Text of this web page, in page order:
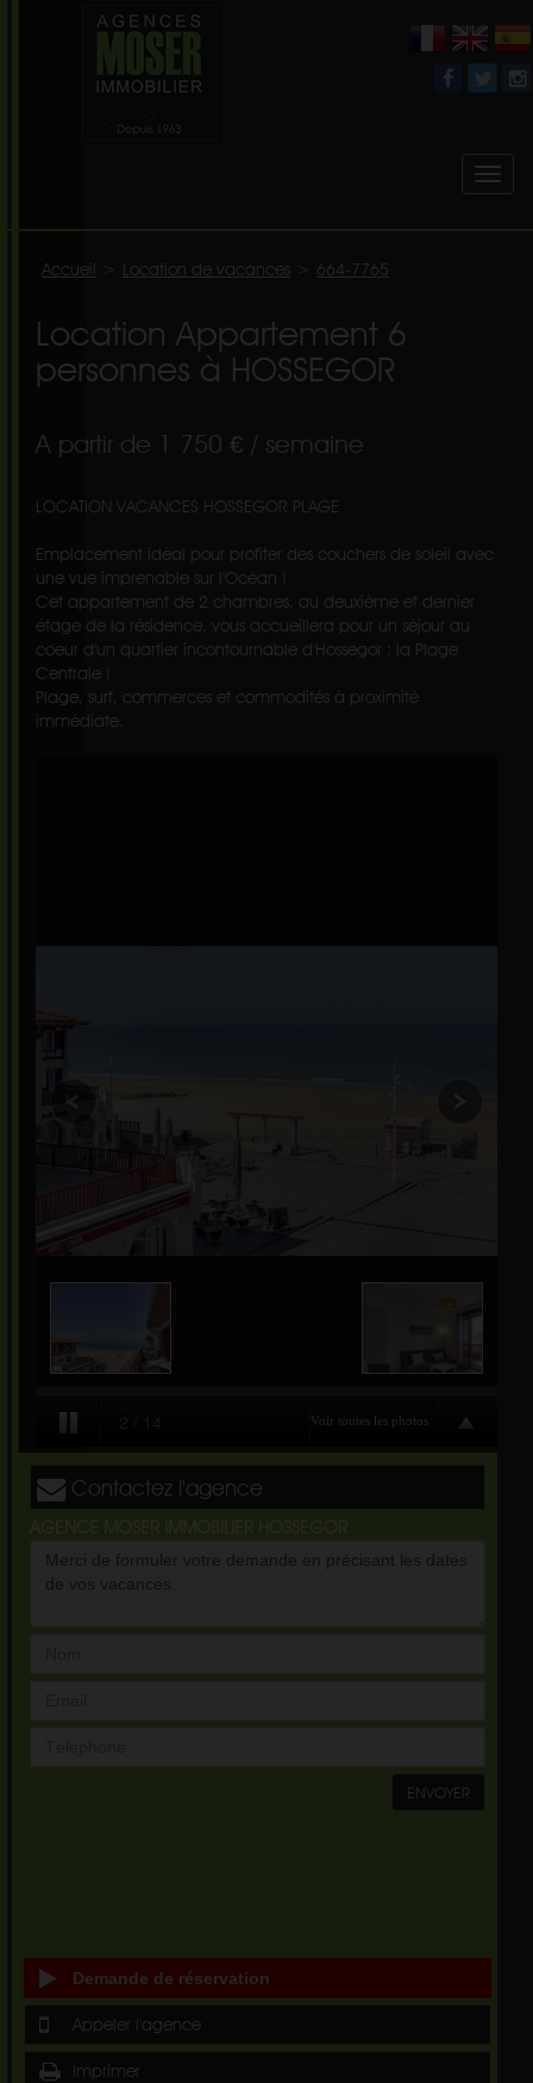
Accueil Location de vacances 664-7765
Location Appartement 6
personnes à HOSSEGOR
A partir de 1 750 € / semaine
LOCATION VACANCES HOSSEGOR PLAGE
Emplacement idéal pour profiter des couchers de soleil avec
une vue imprenable sur l'Océan !
Cet appartement de 2 chambres, au deuxième et dernier
étage de la résidence, vous accueillera pour un séjour au
coeur d'un quartier incontournable d'Hossegor : la Plage
Centrale !
Plage, surf, commerces et commodités à proximité
immédiate.
Contactez l'agence
AGENCE MOSER IMMOBILIER HOSSEGOR
ENVOYER
Demande de réservation
Appeler l'agence
Imprimer